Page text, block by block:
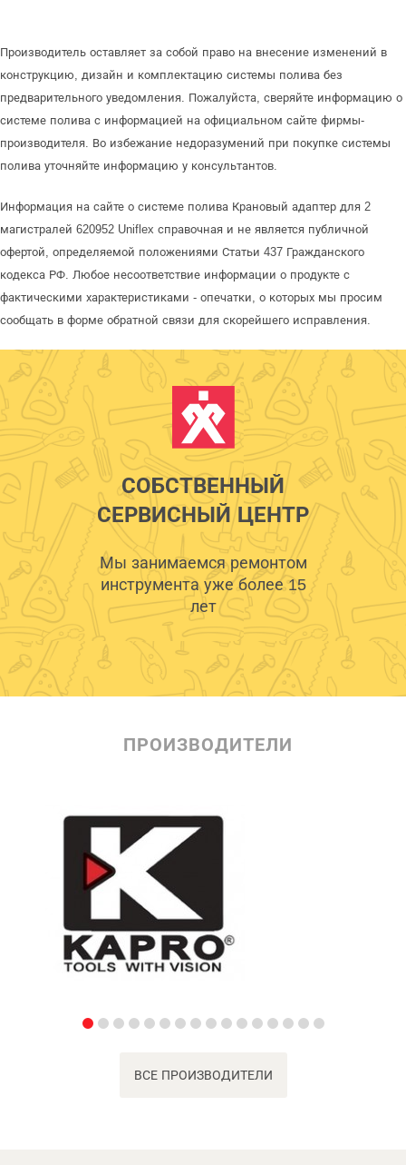
Производитель оставляет за собой право на внесение изменений в
конструкцию, дизайн и комплектацию системы полива без
предварительного уведомления. Пожалуйста, сверяйте информацию о
системе полива с информацией на официальном сайте фирмы-
производителя. Во избежание недоразумений при покупке системы
полива уточняйте информацию у консультантов.
Информация на сайте о системе полива Крановый адаптер для 2
магистралей 620952 Uniflex справочная и не является публичной
офертой, определяемой положениями Статьи 437 Гражданского
кодекса РФ. Любое несоответствие информации о продукте с
фактическими характеристиками - опечатки, о которых мы просим
сообщать в форме обратной связи для скорейшего исправления.
СОБСТВЕННЫЙ
СЕРВИСНЫЙ ЦЕНТР
Мы занимаемся ремонтом
инструмента уже более 15
лет
ПРОИЗВОДИТЕЛИ
ВСЕ ПРОИЗВОДИТЕЛИ